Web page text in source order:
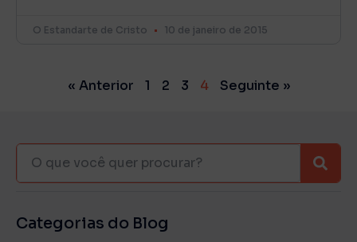
O Estandarte de Cristo 10 de janeiro de 2015
« Anterior 1 2 3 4 Seguinte »
Categorias do Blog